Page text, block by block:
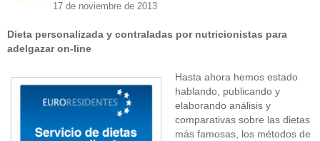
17 de noviembre de 2013
Dieta personalizada y contraladas por nutricionistas para
adelgazar on-line
Hasta ahora hemos estado
hablando, publicando y
elaborando análisis y
comparativas sobre las dietas
más famosas, los métodos de